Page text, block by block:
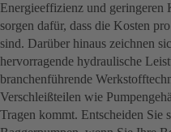
Energieeffizienz und geringeren
sorgen dafür, dass die Kosten
sind. Darüber hinaus zeichnen
hervorragende hydraulische
branchenführende
Verschleißteilen wie
Tragen kommt. Entscheiden Sie